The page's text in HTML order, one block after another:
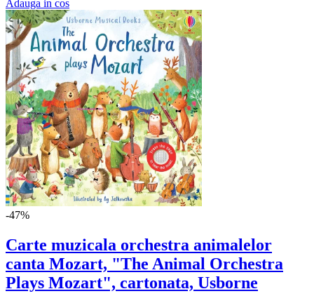
Adauga in cos
-47%
Carte muzicala orchestra animalelor
canta Mozart, "The Animal Orchestra
Plays Mozart", cartonata, Usborne